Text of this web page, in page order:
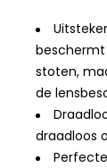
stoten,
de
draadloos